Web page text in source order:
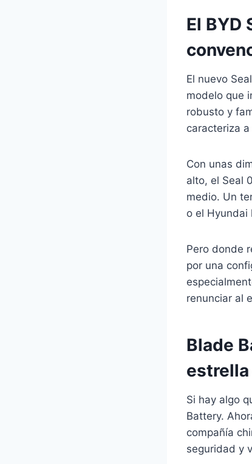
El BYD
El nuevo
modelo que
robusto y
caracteriza
Con unas
alto, el Seal
medio. Un
o el Hyundai
Pero donde
por una
renunciar al
Blade
estrella
Si hay algo
Battery.
compañía
seguridad y